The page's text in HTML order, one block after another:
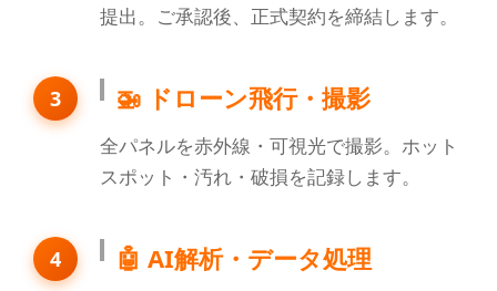
提出。ご承認後、正式契約を締結します。
3 🚁 ドローン飛行・撮影
全パネルを赤外線・可視光で撮影。ホット
スポット・汚れ・破損を記録します。
4 🤖 AI解析・データ処理